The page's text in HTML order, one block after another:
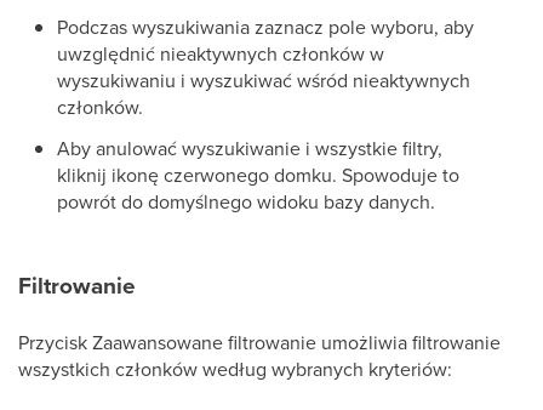
Podczas wyszukiwania zaznacz pole wyboru, aby
uwzględnić nieaktywnych członków w
wyszukiwaniu i wyszukiwać wśród nieaktywnych
członków.
Aby anulować wyszukiwanie i wszystkie filtry,
kliknij ikonę czerwonego domku. Spowoduje to
powrót do domyślnego widoku bazy danych.
Filtrowanie
Przycisk Zaawansowane filtrowanie umożliwia filtrowanie
wszystkich członków według wybranych kryteriów: